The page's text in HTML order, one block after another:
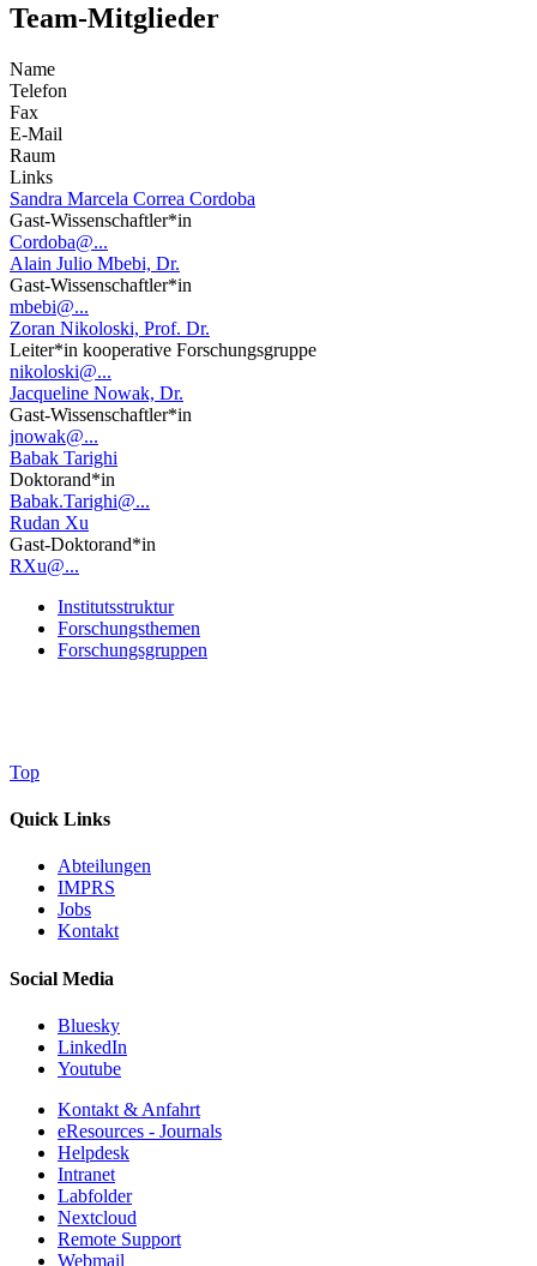
Team-Mitglieder
Name
Telefon
Fax
E-Mail
Raum
Links
Sandra Marcela Correa Cordoba
Gast-Wissenschaftler*in
Cordoba@...
Alain Julio Mbebi, Dr.
Gast-Wissenschaftler*in
mbebi@...
Zoran Nikoloski, Prof. Dr.
Leiter*in kooperative Forschungsgruppe
nikoloski@...
Jacqueline Nowak, Dr.
Gast-Wissenschaftler*in
jnowak@...
Babak Tarighi
Doktorand*in
Babak.Tarighi@...
Rudan Xu
Gast-Doktorand*in
RXu@...
Institutsstruktur
Forschungsthemen
Forschungsgruppen
Top
Quick Links
Abteilungen
IMPRS
Jobs
Kontakt
Social Media
Bluesky
LinkedIn
Youtube
Kontakt & Anfahrt
eResources - Journals
Helpdesk
Intranet
Labfolder
Nextcloud
Remote Support
Webmail